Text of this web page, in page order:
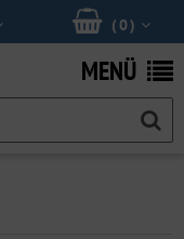
(0 )
MENÜ